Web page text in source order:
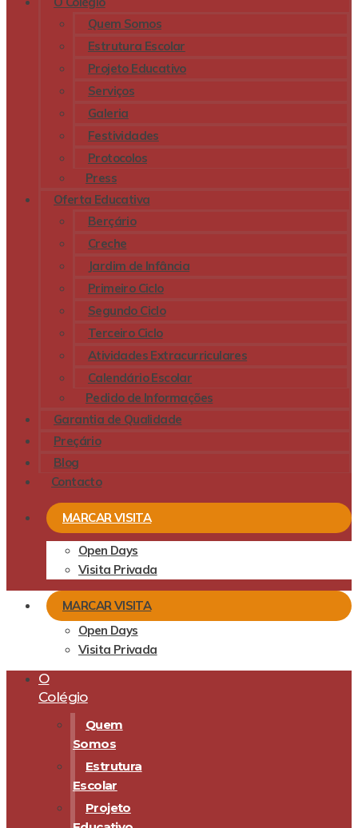
Quem Somos
Estrutura Escolar
Projeto Educativo
Serviços
Galeria
Festividades
Protocolos
Press
Oferta Educativa
Berçário
Creche
Jardim de Infância
Primeiro Ciclo
Segundo Ciclo
Terceiro Ciclo
Atividades Extracurriculares
Calendário Escolar
Pedido de Informações
Garantia de Qualidade
Preçário
Blog
Contacto
MARCAR VISITA
Open Days
Visita Privada
MARCAR VISITA
Open Days
Visita Privada
O
Colégio
Quem
Somos
Estrutura
Escolar
Projeto